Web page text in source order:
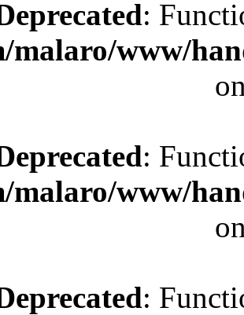
:
malaro/www/
:
malaro/www/
: